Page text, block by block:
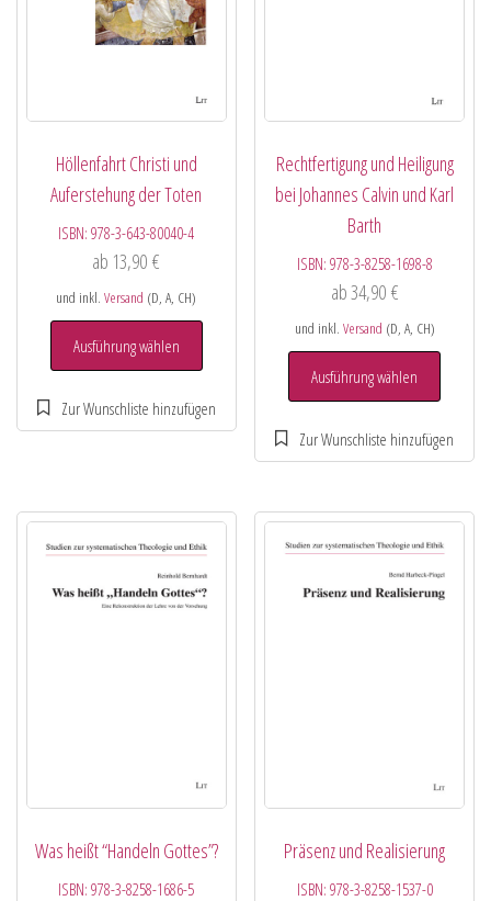
Höllenfahrt Christi und
Auferstehung der Toten
ISBN:978-3-643-80040-4
ab 13,90€
und inkl.Versand (D, A, CH)
Ausführung wählen
Rechtfertigung und Heiligung
bei Johannes Calvin und Karl
Barth
ISBN: 978-3-8258-1698-8
ab34,90 €
und inkl. Versand (D, A, CH)
Ausführung wählen
Was heißt “Handeln Gottes”?
ISBN:978-3-8258-1686-5
Präsenz und Realisierung
ISBN: 978-3-8258-1537-0